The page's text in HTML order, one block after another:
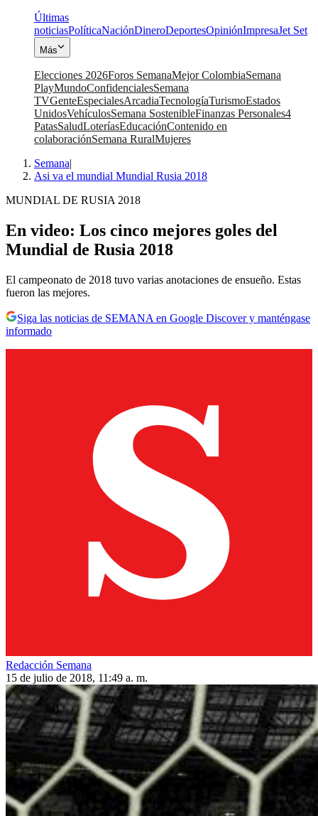
Últimas
noticiasPolíticaNaciónDineroDeportesOpiniónImpresaJet Set
Más
Elecciones 2026Foros SemanaMejor ColombiaSemana
PlayMundoConfidencialesSemana
TVGenteEspecialesArcadiaTecnologíaTurismoEstados
UnidosVehículosSemana SostenibleFinanzas Personales4
PatasSaludLoteríasEducaciónContenido en
colaboraciónSemana RuralMujeres
Semana|
Asi va el mundial Mundial Rusia 2018
MUNDIAL DE RUSIA 2018
En video: Los cinco mejores goles del
Mundial de Rusia 2018
El campeonato de 2018 tuvo varias anotaciones de ensueño. Estas
fueron las mejores.
Siga las noticias de SEMANA en Google Discover y manténgase
informado
Redacción Semana
15 de julio de 2018, 11:49 a. m.